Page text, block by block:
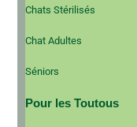
Chats Stérilisés
Chat Adultes
Séniors
Pour les Toutous